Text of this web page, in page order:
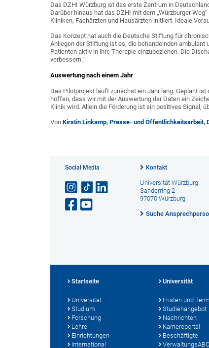
Das DZHI Würzburg ist das erste Zentrum in
Darüber hinaus hat das DZHI mit dem „Würzburger
Kliniken, Fachärzten und Hausärzten initiiert. Ideale
Das Konzept hat auch die Deutsche Stiftung für
Anliegen der Stiftung ist es, die behandelnden
Patienten aktiv in ihre Therapie einzubeziehen. Die
verbessern.“
Auswertung nach einem Jahr
Das Pilotprojekt läuft zunächst ein Jahr lang. Geplant
hoffen, dass wir mit der Auswertung der Daten ein
Klinik wird. Allein die Förderung ist ein positives Signal,
Von Kirstin Linkamp, Presse- und Öffentlichkeitsarbeit,
Social Media Kontakt
Universität Würzburg
Sanderring 2
97070 Würzburg
Suche
Startseite
Universität
Studium
Forschung
Lehre
Einrichtungen
International
Universität
Fristen und
Studienangebot
Nachrichten
Karriereportal
Beschäftigte
VerwaltungsABC